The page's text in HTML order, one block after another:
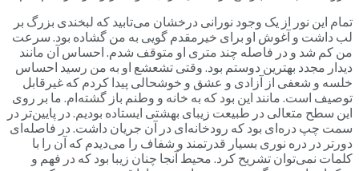
تمام این نور از یک وجود نورانی درخشان می‌تابید که لبخندی بزرگ بر
لب داشت و آغوش او برای خیرمقدم گویی به من گشاده بود. سرعت
من کم شد و در فاصله چند متری او متوقف شدم. احساس آن مانند
دیدار مجدد بهترین دوستم بود. وقتی تشعشع او به من رسید احساس
خلسه و شعفی از آزادی و عشق و خوشحالی پیدا کردم که غیرقابل
توصیف است. مانند این بود که به خانه و وطنم باز گشته‌ام. ما بر روی
این سطح متعالی در طبیعت زیبای بهشتی ایستاده بودیم. در پایین‌تر در
سمت چپ دره‌ای بود که رودخانه‌ای در آن جریان داشت. در فاصله‌ای
دورتر در دره نوری بسیار قدرتمند و شفاف را می‌دیدم که آن را با
کلمات نمی‌توان تشریح کرد. محیط آنجا چنان زیبا بود که در فهم و